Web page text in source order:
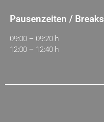
Pausenzeiten / Breaks
09:00 – 09:20 h
12:00 – 12:40 h